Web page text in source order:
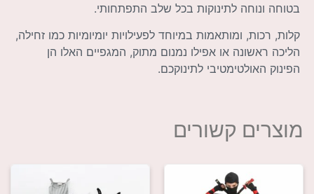
בטוחה ונוחה לתינוקות בכל שלב התפתחותי.
קלות, רכות, ומותאמות במיוחד לפעילויות יומיומיות כמו זחילה,
הליכה ראשונה או אפילו נמנום מתוק, המגפיים האלו הן
הפינוק האולטימטיבי לתינוקכם.
מוצרים קשורים